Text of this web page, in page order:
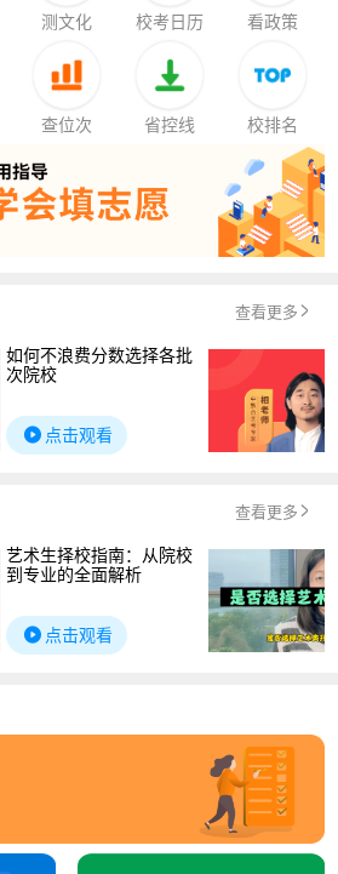
测文化 校考日历 看政策
查位次 省控线 校排名
查看更多
如何不浪费分数选择各批
次院校
点击观看
查看更多
艺术生择校指南：从院校
到专业的全面解析
点击观看